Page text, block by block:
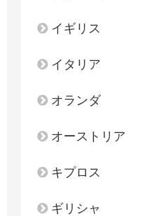
イギリス
イタリア
オランダ
オーストリア
キプロス
ギリシャ